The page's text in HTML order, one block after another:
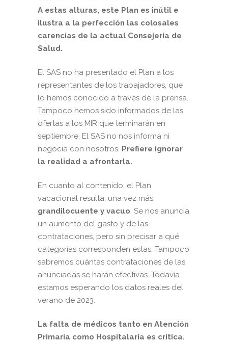
A estas alturas, este Plan es inútil e
ilustra a la perfección las colosales
carencias de la actual Consejería de
Salud.
El SAS no ha presentado el Plan a los
representantes de los trabajadores, que
lo hemos conocido a través de la prensa.
Tampoco hemos sido informados de las
ofertas a los MIR que terminarán en
septiembre. El SAS no nos informa ni
negocia con nosotros. Prefiere ignorar
la realidad a afrontarla.
En cuanto al contenido, el Plan
vacacional resulta, una vez más,
grandilocuente y vacuo. Se nos anuncia
un aumento del gasto y de las
contrataciones, pero sin precisar a qué
categorías corresponden estas. Tampoco
sabremos cuántas contrataciones de las
anunciadas se harán efectivas. Todavía
estamos esperando los datos reales del
verano de 2023.
La falta de médicos tanto en Atención
Primaria como Hospitalaria es crítica.